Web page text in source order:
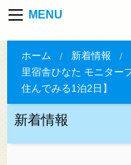
MENU
ホーム
新着情報
里宿舎ひなた モニター
住んでみる1泊2日】
新着情報